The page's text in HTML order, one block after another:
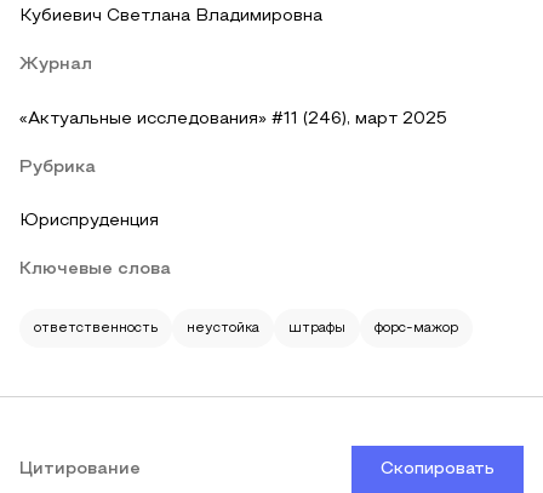
Кубиевич Светлана Владимировна
Журнал
«Актуальные исследования» #11 (246), март 2025
Рубрика
Юриспруденция
Ключевые слова
ответственность неустойка штрафы форс-мажор
Цитирование Скопировать